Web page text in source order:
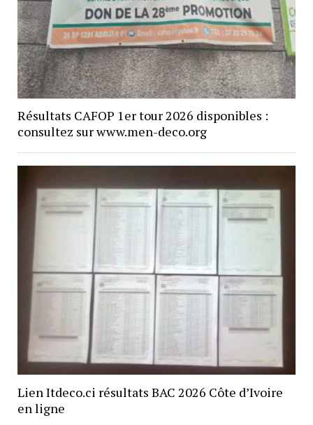
Résultats CAFOP 1er tour 2026 disponibles :
consultez sur www.men-deco.org
Lien Itdeco.ci résultats BAC 2026 Côte d’Ivoire
en ligne